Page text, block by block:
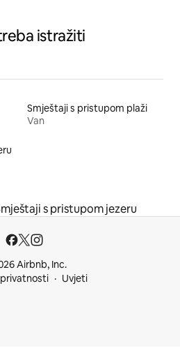
istražiti
Smještaji s pristupom plaži
Van
s pristupom jezeru
Airbnb, Inc.
privatnosti
Uvjeti